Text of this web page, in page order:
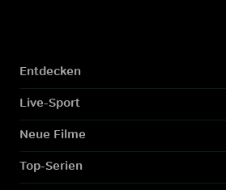
Entdecken
Live-Sport
Neue Filme
Top-Serien